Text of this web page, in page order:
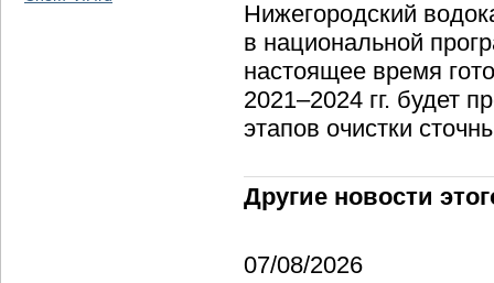
Нижегородский
в национальной
настоящее время
2021–2024 гг. будет
этапов очистки
Другие новости
07/08/2026